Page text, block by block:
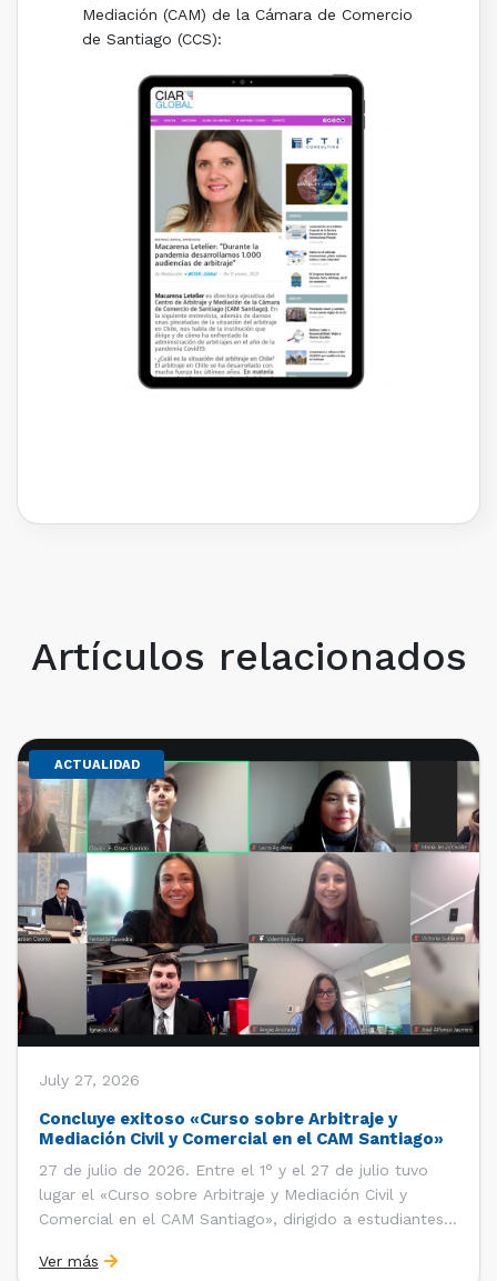
Mediación (CAM) de la Cámara de Comercio
de Santiago (CCS):
Artículos relacionados
ACTUALIDAD
July 27, 2026
Concluye exitoso «Curso sobre Arbitraje y
Mediación Civil y Comercial en el CAM Santiago»
27 de julio de 2026. Entre el 1° y el 27 de julio tuvo
lugar el «Curso sobre Arbitraje y Mediación Civil y
Comercial en el CAM Santiago», dirigido a estudiantes,
entre 2023 y 2025 ganaron el «Pre-Moot del CAM
Ver más